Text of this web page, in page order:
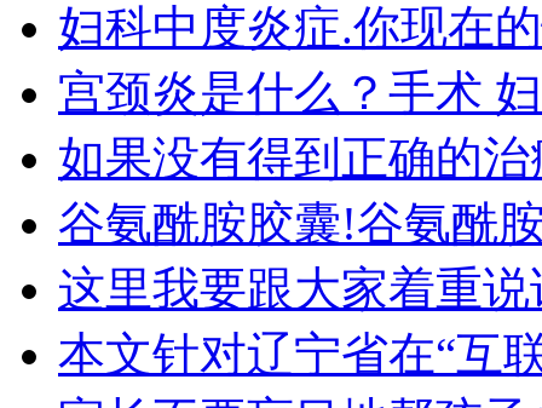
妇科中度炎症.你现在
宫颈炎是什么？手术
如果没有得到正确的治
谷氨酰胺胶囊!谷氨酰
这里我要跟大家着重说
本文针对辽宁省在“互